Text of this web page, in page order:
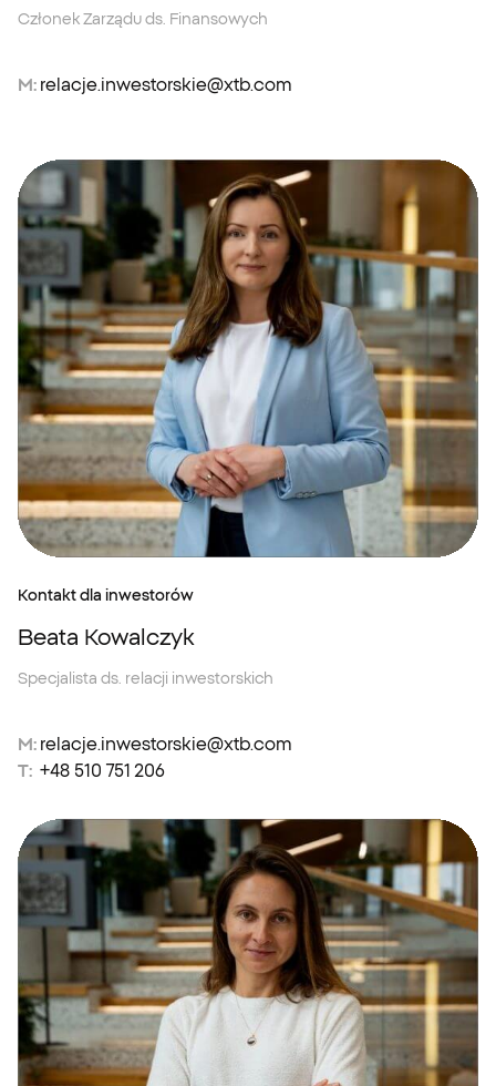
Członek Zarządu ds. Finansowych
M: relacje.inwestorskie@xtb.com
Kontakt dla inwestorów
Beata Kowalczyk
Specjalista ds. relacji inwestorskich
M: relacje.inwestorskie@xtb.com
T: +48 510 751 206